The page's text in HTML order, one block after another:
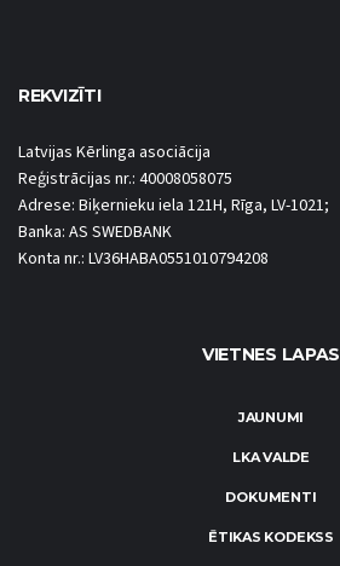
REKVIZĪTI
Latvijas Kērlinga asociācija
Reģistrācijas nr.: 40008058075
Adrese: Biķernieku iela 121H, Rīga, LV-1021;
Banka: AS SWEDBANK
Konta nr.: LV36HABA0551010794208
VIETNES LAPAS
JAUNUMI
LKA VALDE
DOKUMENTI
ĒTIKAS KODEKSS